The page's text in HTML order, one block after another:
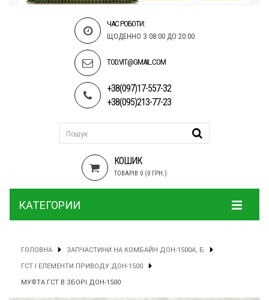
ЧАС РОБОТИ:
ЩОДЕННО З 08:00 ДО 20:00
TOD.VIT@GMAIL.COM
+38(097)17-557-32
+38(095)213-77-23
КОШИК
ТОВАРІВ 0 (0 ГРН.)
КАТЕГОРИИ
ГОЛОВНА ЗАПЧАСТИНИ НА КОМБАЙН ДОН-1500А, Б
ГСТ І ЕЛЕМЕНТИ ПРИВОДУ ДОН-1500
МУФТА ГСТ В ЗБОРІ ДОН-1500